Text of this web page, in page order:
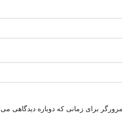
برای زمانی که دوباره دیدگاهی